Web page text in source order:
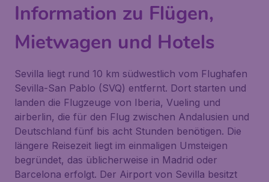
Information zu Flügen,
Mietwagen und Hotels
Sevilla liegt rund 10 km südwestlich vom Flughafen
Sevilla-San Pablo (SVQ) entfernt. Dort starten und
landen die Flugzeuge von Iberia, Vueling und
airberlin, die für den Flug zwischen Andalusien und
Deutschland fünf bis acht Stunden benötigen. Die
längere Reisezeit liegt im einmaligen Umsteigen
begründet, das üblicherweise in Madrid oder
Barcelona erfolgt. Der Airport von Sevilla besitzt